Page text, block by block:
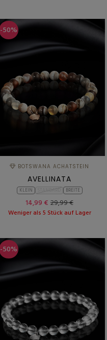
-50%
BOTSWANA ACHATSTEIN
AVELLINATA
KLEIN BREITE
14,99 € 29,99 €
Weniger als 5 Stück auf Lager
-50%